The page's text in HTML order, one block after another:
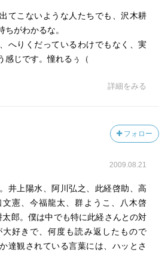
てこないような人たちでも、沢木耕
ちがわかるな。
へりくだっているわけでもなく、実
感じです。憧れるぅ（
詳細をみる
フォロー
2009.08.21
井上陽水、阿川弘之、此経啓助、高
憲、今福龍太、群ようこ、八木啓
郎。僕は中でも特に此経さんとの対
好きで、何度も読み返したもので
達観されている言葉には、ハッとさ